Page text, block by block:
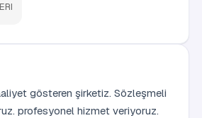
gösteren şirketiz. Sözleşmeli
profesyonel hizmet veriyoruz.